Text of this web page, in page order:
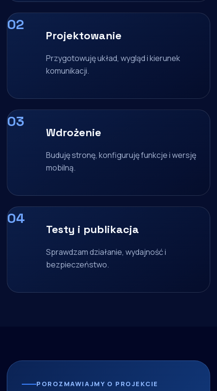
Projektowanie
Przygotowuję układ, wygląd i kierunek
komunikacji.
Wdrożenie
Buduję stronę, konfiguruję funkcje i wersję
mobilną.
Testy i publikacja
Sprawdzam działanie, wydajność i
bezpieczeństwo.
POROZMAWIAJMY O PROJEKCIE